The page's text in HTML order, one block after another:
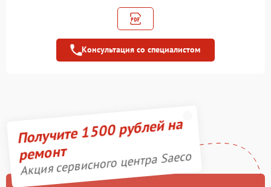
(центрального заварного
Ремонт термодатчика 1030 рублей
Ремонт гидросистемы 900 рублей
Декальцинация 580 рублей
Консультация со специалистом
Получите 1500 рублей на
ремонт
Акция сервисного центра Saeco